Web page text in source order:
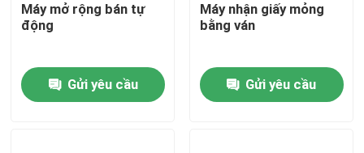
Tham quan nhà máy
Kiểm soát chất lượng
Máy mở rộng bán tự
động
Gửi yêu cầu
Máy nhận giấy mỏng
bằng ván
Gửi yêu cầu